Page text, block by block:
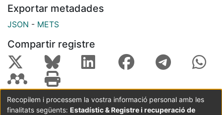
Exportar metadades
JSON - METS
Compartir registre
Coordinació:CRAI UB Avís legal Metadades
Recopilem i processem la vostra informació personal amb les
finalitats següents: Estadístic & Registre i recuperació de